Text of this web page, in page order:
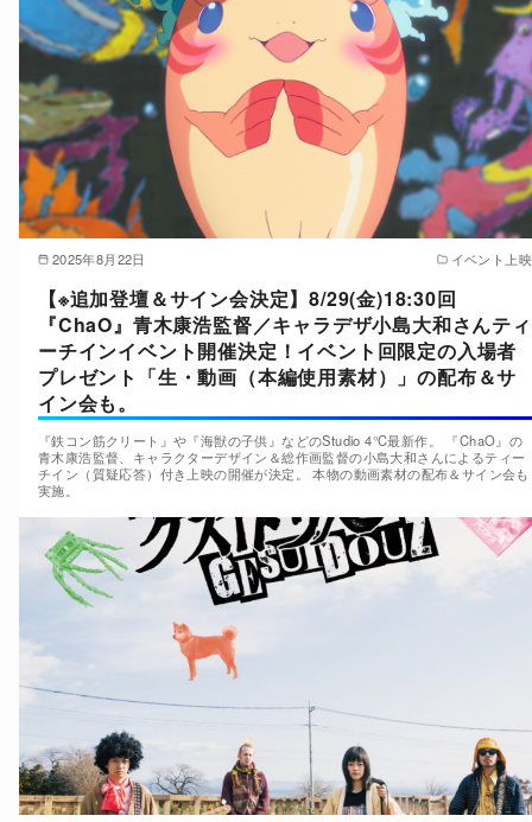
2025年8月22日 イベント上映
【※追加登壇＆サイン会決定】8/29(金)18:30回
『ChaO』青木康浩監督／キャラデザ小島大和さんティ
ーチインイベント開催決定！イベント回限定の入場者
プレゼント「生・動画（本編使用素材）」の配布＆サ
イン会も。
『鉄コン筋クリート』や『海獣の子供』などのStudio 4°C最新作。 『ChaO』の
青木康浩監督、キャラクターデザイン＆総作画監督の小島大和さんによるティー
チイン（質疑応答）付き上映の開催が決定。 本物の動画素材の配布＆サイン会も
実施。